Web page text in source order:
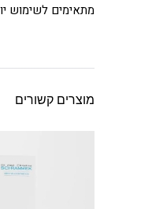
מתאימים לשימוש
מוצרים קשורים